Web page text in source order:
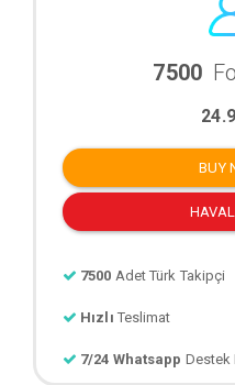
7500
BUY
7500 Adet Türk Takipçi
Hızlı Teslimat
7/24 Whatsapp